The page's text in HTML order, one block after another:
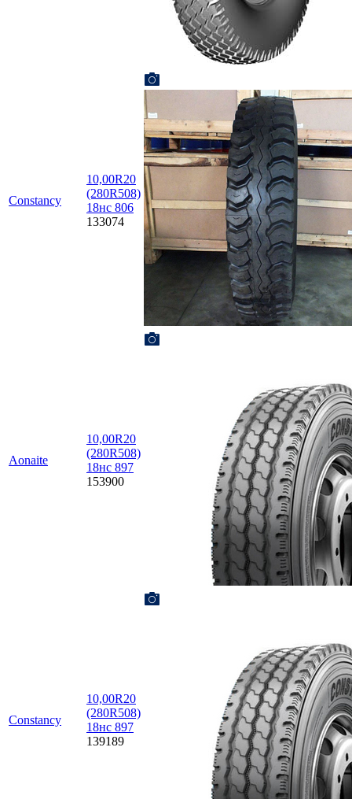
Constancy
10,00R20
(280R508)
18нс 806
133074
Aonaite
10,00R20
(280R508)
18нс 897
153900
Constancy
10,00R20
(280R508)
18нс 897
139189